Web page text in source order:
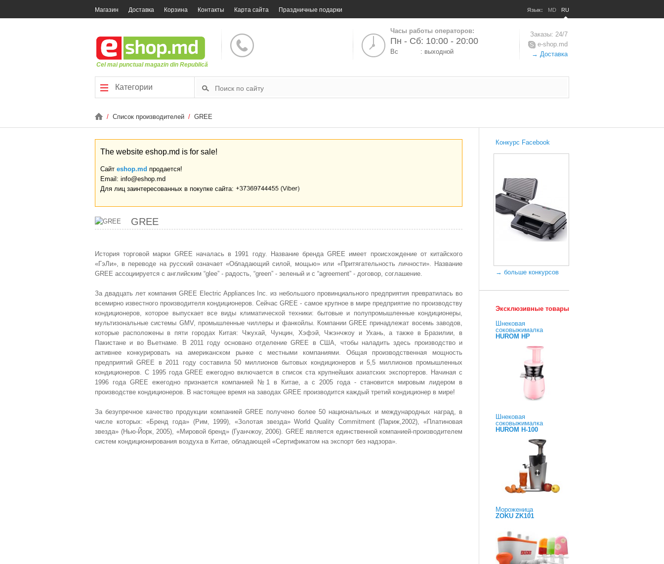
Магазин Доставка Корзина Контакты Карта сайта Праздничные подарки Язык: MD RU
Cel mai punctual magazin din Republică
Часы работы операторов:
Пн - Сб: 10:00 - 20:00
Вс : выходной
Заказы: 24/7
e-shop.md
→ Доставка
Категории
/ Список производителей / GREE
The website eshop.md is for sale!
Сайт eshop.md продается!
Email: info@eshop.md
Для лиц заинтересованных в покупке сайта:
GREE
История торговой марки GREE началась в 1991 году. Название бренда GREE имеет происхождение от китайского
«ГэЛи», в переводе на русский означает «Обладающий силой, мощью» или «Притягательность личности». Название
GREE ассоциируется с английским “glee” - радость, “green” - зеленый и с “agreement” - договор, соглашение.
За двадцать лет компания GREE Electric Appliances Inc. из небольшого провинциального предприятия превратилась во
всемирно известного производителя кондиционеров. Сейчас GREE - самое крупное в мире предприятие по производству
кондиционеров, которое выпускает все виды климатической техники: бытовые и полупромышленные кондиционеры,
мультизональные системы GMV, промышленные чиллеры и фанкойлы. Компании GREE принадлежат восемь заводов,
которые расположены в пяти городах Китая: Чжухай, Чунцин, Хэфэй, Чжэнчжоу и Ухань, а также в Бразилии, в
Пакистане и во Вьетнаме. В 2011 году основано отделение GREE в США, чтобы наладить здесь производство и
активнее конкурировать на американском рынке с местными компаниями. Общая производственная мощность
предприятий GREE в 2011 году составила 50 миллионов бытовых кондиционеров и 5,5 миллионов промышленных
кондиционеров. С 1995 года GREE ежегодно включается в список ста крупнейших азиатских экспортеров. Начиная с
1996 года GREE ежегодно признается компанией №1 в Китае, а с 2005 года - становится мировым лидером в
производстве кондиционеров. В настоящее время на заводах GREE производится каждый третий кондиционер в мире!
За безупречное качество продукции компанией GREE получено более 50 национальных и международных наград, в
числе которых: «Бренд года» (Рим, 1999), «Золотая звезда» World Quality Commitment (Париж,2002), «Платиновая
звезда» (Нью-Йорк, 2005), «Мировой бренд» (Гуанчжоу, 2006). GREE является единственной компанией-производителем
систем кондиционирования воздуха в Китае, обладающей «Сертификатом на экспорт без надзора».
Конкурс Facebook
→ больше конкурсов
Эксклюзивные товары
Шнековая
соковыжималка
HUROM HP
Шнековая
соковыжималка
HUROM H-100
Мороженица
ZOKU ZK101